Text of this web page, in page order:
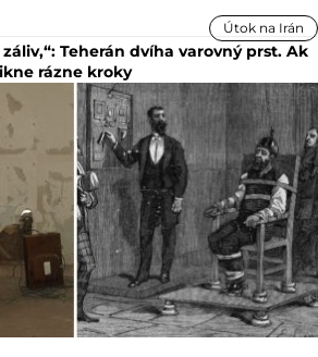
Útok na Irán
Teherán dvíha varovný prst. Ak
rázne kroky